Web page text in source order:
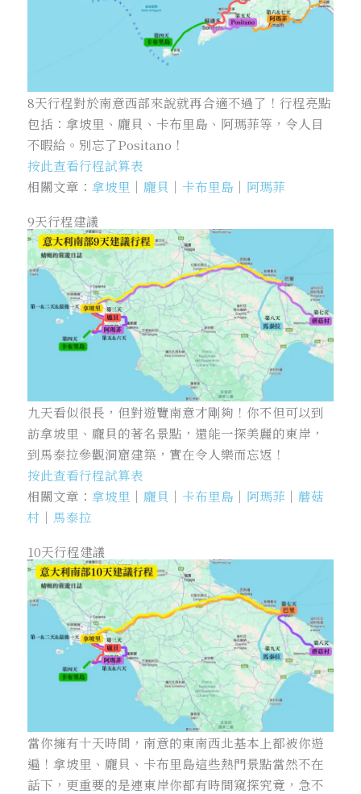
8天行程對於南意西部來說就再合適不過了！行程亮點
包括：拿坡里、龐貝、卡布里島、阿瑪菲等，令人目
不暇給。別忘了Positano！
按此查看行程試算表
相關文章： 拿坡里 ｜ 龐貝 ｜ 卡布里島 ｜ 阿瑪菲
9天行程建議
九天看似很長，但對遊覽南意才剛夠！你不但可以到
訪拿坡里、龐貝的著名景點，還能一探美麗的東岸，
到馬泰拉參觀洞窟建築，實在令人樂而忘返！
按此查看行程試算表
相關文章： 拿坡里 ｜ 龐貝 ｜ 卡布里島 ｜ 阿瑪菲 ｜ 蘑菇
村 ｜ 馬泰拉
10天行程建議
當你擁有十天時間，南意的東南西北基本上都被你遊
遍！拿坡里、龐貝、卡布里島這些熱門景點當然不在
話下，更重要的是連東岸你都有時間窺探究竟，急不